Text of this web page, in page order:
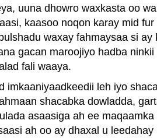
uuna dhowro waxkasta oo
kaasoo noqon karay mid
waxay fahmaysaa si ay
gacan maroojiyo hadba
fali waaya.
imkaaniyaadkeedii leh iyo
shacabka dowladda,
asaasiga ah ee
ah oo ay dhaxal u